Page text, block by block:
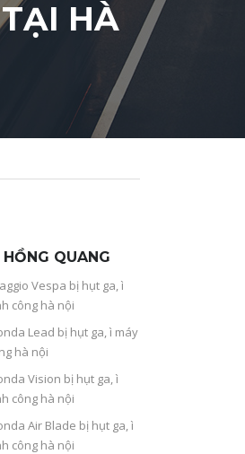
HÀ
QUANG
Vespa bị hụt ga, ì
công hà nội
Lead bị hụt ga, ì máy
hà nội
Vision bị hụt ga, ì
công hà nội
Air Blade bị hụt ga, ì
công hà nội